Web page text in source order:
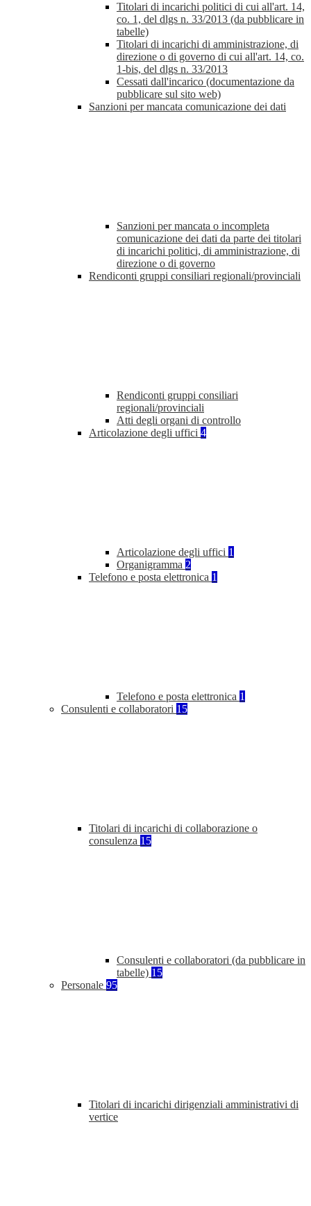
Titolari di incarichi politici di cui all'art. 14,
co. 1, del dlgs n. 33/2013 (da pubblicare in
tabelle)
Titolari di incarichi di amministrazione, di
direzione o di governo di cui all'art. 14, co.
1-bis, del dlgs n. 33/2013
Cessati dall'incarico (documentazione da
pubblicare sul sito web)
Sanzioni per mancata comunicazione dei dati
Sanzioni per mancata o incompleta
comunicazione dei dati da parte dei titolari
di incarichi politici, di amministrazione, di
direzione o di governo
Rendiconti gruppi consiliari regionali/provinciali
Rendiconti gruppi consiliari
regionali/provinciali
Atti degli organi di controllo
Articolazione degli uffici 4
Articolazione degli uffici 1
Organigramma 2
Telefono e posta elettronica 1
Telefono e posta elettronica 1
Consulenti e collaboratori 15
Titolari di incarichi di collaborazione o
consulenza 15
Consulenti e collaboratori (da pubblicare in
tabelle) 15
Personale 95
Titolari di incarichi dirigenziali amministrativi di
vertice